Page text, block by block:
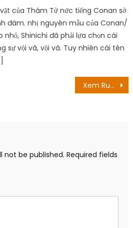
của Thám Tử nức tiếng Conan sở
đám. nhị nguyên mẫu của Conan/
nhỏ, Shinichi đã phải lựa chọn cái
sự vội vã, vội vã. Tuy nhiên cái tên
Xem RuPaul’s Drag Race Down Under Season 2 Episode 3 Ngày phát hành: Hướng dẫn phát trực tuyến
not be published. Required fields